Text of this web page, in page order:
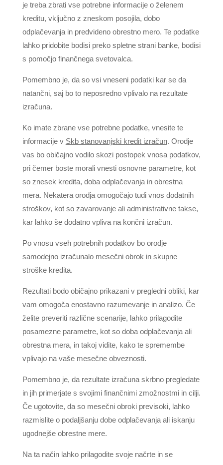
je treba zbrati vse potrebne informacije o želenem
kreditu, vključno z zneskom posojila, dobo
odplačevanja in predvideno obrestno mero. Te podatke
lahko pridobite bodisi preko spletne strani banke, bodisi
s pomočjo finančnega svetovalca.
Pomembno je, da so vsi vneseni podatki kar se da
natančni, saj bo to neposredno vplivalo na rezultate
izračuna.
Ko imate zbrane vse potrebne podatke, vnesite te
informacije v Skb stanovanjski kredit izračun. Orodje
vas bo običajno vodilo skozi postopek vnosa podatkov,
pri čemer boste morali vnesti osnovne parametre, kot
so znesek kredita, doba odplačevanja in obrestna
mera. Nekatera orodja omogočajo tudi vnos dodatnih
stroškov, kot so zavarovanje ali administrativne takse,
kar lahko še dodatno vpliva na končni izračun.
Po vnosu vseh potrebnih podatkov bo orodje
samodejno izračunalo mesečni obrok in skupne
stroške kredita.
Rezultati bodo običajno prikazani v pregledni obliki, kar
vam omogoča enostavno razumevanje in analizo. Če
želite preveriti različne scenarije, lahko prilagodite
posamezne parametre, kot so doba odplačevanja ali
obrestna mera, in takoj vidite, kako te spremembe
vplivajo na vaše mesečne obveznosti.
Pomembno je, da rezultate izračuna skrbno pregledate
in jih primerjate s svojimi finančnimi zmožnostmi in cilji.
Če ugotovite, da so mesečni obroki previsoki, lahko
razmislite o podaljšanju dobe odplačevanja ali iskanju
ugodnejše obrestne mere.
Na ta način lahko prilagodite svoje načrte in se